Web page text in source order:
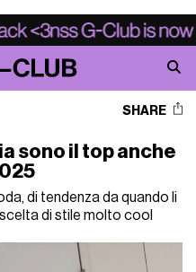
SHARE
sono il top anche
di tendenza da quando li
di stile molto cool